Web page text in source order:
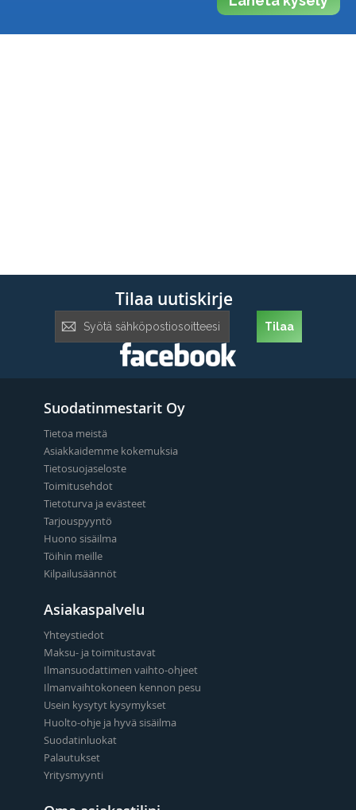
Tilaa uutiskirje
uutiskirje:
Tilaa
Suodatinmestarit Oy
Tietoa meistä
Asiakkaidemme kokemuksia
Tietosuojaseloste
Toimitusehdot
Tietoturva ja evästeet
Tarjouspyyntö
Huono sisäilma
Töihin meille
Kilpailusäännöt
Asiakaspalvelu
Yhteystiedot
Maksu- ja toimitustavat
Ilmansuodattimen vaihto-ohjeet
Ilmanvaihtokoneen kennon pesu
Usein kysytyt kysymykset
Huolto-ohje ja hyvä sisäilma
Suodatinluokat
Palautukset
Yritysmyynti